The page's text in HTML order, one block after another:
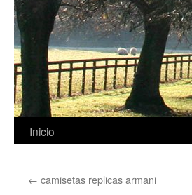
Saltar
contenido
Inicio
← camisetas replicas armani